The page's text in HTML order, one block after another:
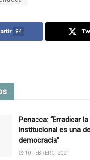
84
Penacca: “Erradicar
institucional es una
democracia”
10 FEBRERO, 2021